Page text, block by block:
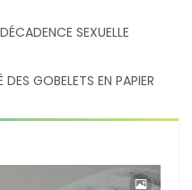
SEXUELLE
GOBELETS EN PAPIER